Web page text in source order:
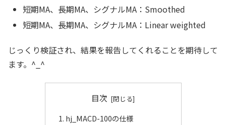
短期MA、長期MA、シグナルMA：Smoothed
短期MA、長期MA、シグナルMA：Linear weighted
じっくり検証され、結果を報告してくれることを期待して
ます。^_^
目次
hj_MACD-100の仕様